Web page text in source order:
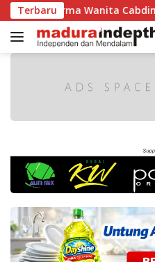
Langsung
ke
konten
Terbaru
Dharma Wanita Cabdin